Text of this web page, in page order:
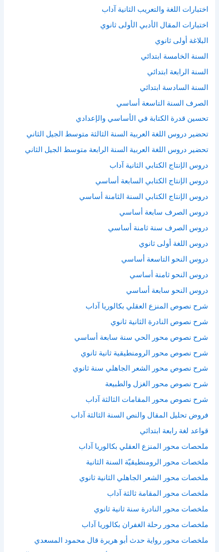
اختبارات اللغة والتعريب الثانية آداب
اختبارات المقال الأدبي الأولى ثانوي
البلاغة أولى ثانوي
السنة الخامسة ابتدائي
السنة الرابعة ابتدائي
السنة السادسة ابتدائي
الصرف السنة التاسعة أساسي
تحسين قدرة الكتابة في الأساسي والإعدادي
تحضير دروس اللغة العربية السنة الثالثة متوسط الجيل الثاني
تحضير دروس اللغة العربية السنة الرابعة متوسط الجيل الثاني
دروس الإنتاج الكتابي الثانية آداب
دروس الإنتاج الكتابي السابعة أساسي
دروس الإنتاج الكتابي السنة الثامنة أساسي
دروس الصرف سابعة أساسي
دروس الصرف سنة ثامنة أساسي
دروس اللغة أولى ثانوي
دروس النحو التاسعة أساسي
دروس النحو ثامنة أساسي
دروس النحو سابعة أساسي
شرح نصوص المنزع العقلي بكالوريا آداب
شرح نصوص النادرة الثانية ثانوي
شرح نصوص محور الحي سنة سابعة أساسي
شرح نصوص محور الرومنطيقية ثانية ثانوي
شرح نصوص محور الشعر الجاهلي سنة ثانوي
شرح نصوص محور الغزل والطبيعة
شرح نصوص محور المقامات الثالثة آداب
فروض تحليل المقال والنص السنة الثالثة آداب
قواعد لغة رابعة ابتدائي
ملحصات محور المنزع العقلي بكالوريا آداب
ملخصات محور الرومنطيقيّة السنة الثانية
ملخصات محور الشعر الجاهلي الثانية ثانوي
ملخصات محور المقامة ثالثة آداب
ملخصات محور النادرة سنة ثانية ثانوي
ملخصات محور رحلة الغفران بكالوريا آداب
ملخصات محور رواية حدث أبو هريرة قال محمود المسعدي